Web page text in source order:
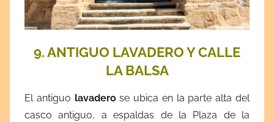
9. ANTIGUO LAVADERO Y CALLE
LA BALSA
El antiguo lavaderose ubica en la parte alta del
casco antiguo, a espaldas de la Plaza de la